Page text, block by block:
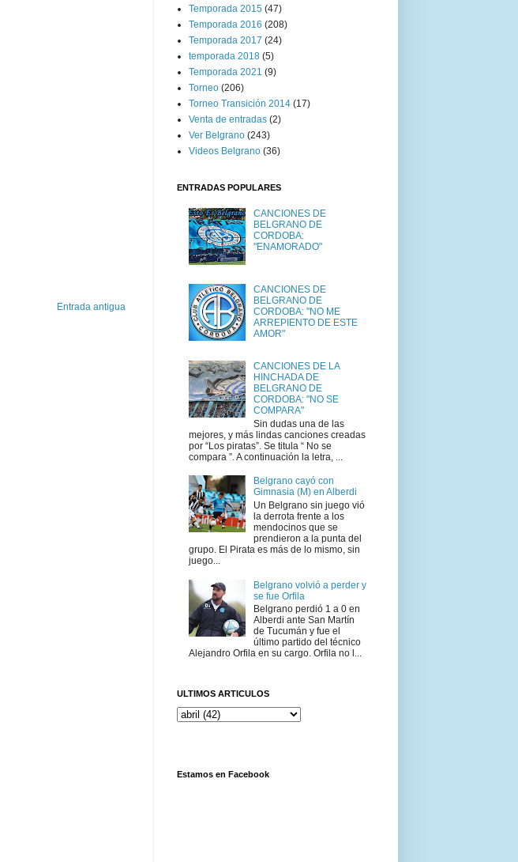
Entrada antigua
Temporada 2015 (47)
Temporada 2016 (208)
Temporada 2017 (24)
temporada 2018 (5)
Temporada 2021 (9)
Torneo (206)
Torneo Transición 2014 (17)
Venta de entradas (2)
Ver Belgrano (243)
Videos Belgrano (36)
ENTRADAS POPULARES
CANCIONES DE
BELGRANO DE
CORDOBA:
"ENAMORADO"
CANCIONES DE
BELGRANO DE
CORDOBA: "NO ME
ARREPIENTO DE ESTE
AMOR"
CANCIONES DE LA
HINCHADA DE
BELGRANO DE
CORDOBA: "NO SE
COMPARA"
Sin dudas una de las
mejores, y más lindas canciones creadas
por “Los piratas”. Se titula “ No se
compara ”. A continuación la letra, ...
Belgrano cayó con
Gimnasia (M) en Alberdi
Un Belgrano sin juego vió
la derrota frente a los
mendocinos que se
prendieron a la punta del
grupo. El Pirata es más de lo mismo, sin
juego...
Belgrano volvió a perder y
se fue Orfila
Belgrano perdió 1 a 0 en
Alberdi ante San Martín
de Tucumán y fue el
último partido del técnico
Alejandro Orfila en su cargo. Orfila no l...
ULTIMOS ARTICULOS
Estamos en Facebook